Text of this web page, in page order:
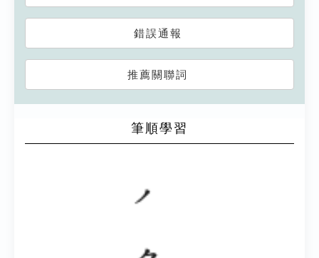
錯誤通報
推薦關聯詞
筆順學習